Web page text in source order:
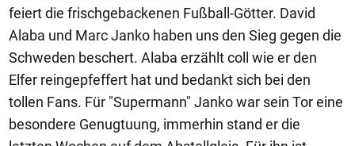
feiert die frischgebackenen Fußball-Götter. David
Alaba und Marc Janko haben uns den Sieg gegen die
Schweden beschert. Alaba erzählt coll wie er den
Elfer reingepfeffert hat und bedankt sich bei den
tollen Fans. Für "Supermann" Janko war sein Tor eine
besondere Genugtuung, immerhin stand er die